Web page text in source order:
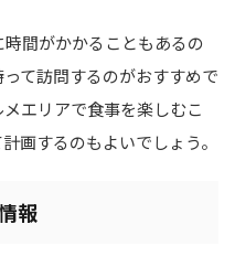
間がかかることもあるの
て訪問するのがおすすめで
エリアで食事を楽しむこ
画するのもよいでしょう。
報